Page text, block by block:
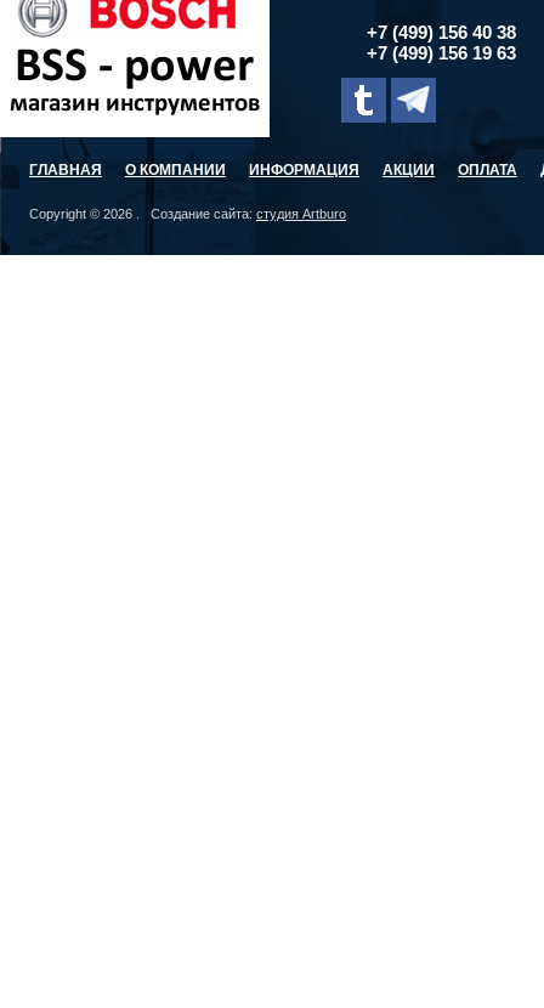
+7 (499) 156 40 38
+7 (499) 156 19 63
ГЛАВНАЯ О КОМПАНИИ ИНФОРМАЦИЯ АКЦИИ ОПЛАТА
Copyright © 2026 . Создание сайта: студия Artburo